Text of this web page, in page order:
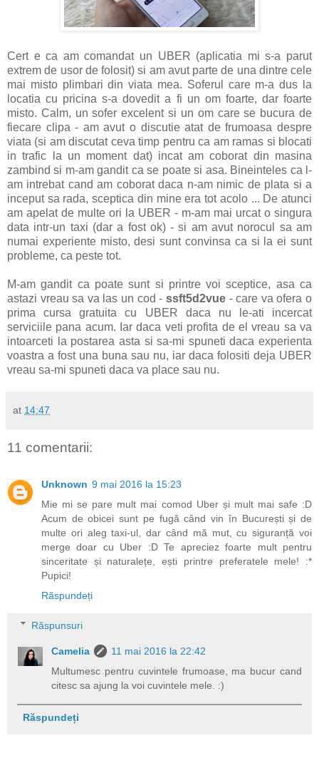
Cert e ca am comandat un UBER (aplicatia mi s-a parut
extrem de usor de folosit) si am avut parte de una dintre cele
mai misto plimbari din viata mea. Soferul care m-a dus la
locatia cu pricina s-a dovedit a fi un om foarte, dar foarte
misto. Calm, un sofer excelent si un om care se bucura de
fiecare clipa - am avut o discutie atat de frumoasa despre
viata (si am discutat ceva timp pentru ca am ramas si blocati
in trafic la un moment dat) incat am coborat din masina
zambind si m-am gandit ca se poate si asa. Bineinteles ca l-
am intrebat cand am coborat daca n-am nimic de plata si a
inceput sa rada, sceptica din mine era tot acolo ... De atunci
am apelat de multe ori la UBER - m-am mai urcat o singura
data intr-un taxi (dar a fost ok) - si am avut norocul sa am
numai experiente misto, desi sunt convinsa ca si la ei sunt
probleme, ca peste tot.
M-am gandit ca poate sunt si printre voi sceptice, asa ca
astazi vreau sa va las un cod - ssft5d2vue- care va ofera o
prima cursa gratuita cu UBER daca nu le-ati incercat
serviciile pana acum. Iar daca veti profita de el vreau sa va
intoarceti la postarea asta si sa-mi spuneti daca experienta
voastra a fost una buna sau nu, iar daca folositi deja UBER
vreau sa-mi spuneti daca va place sau nu.
at 14:47
11 comentarii:
Unknown 9 mai 2016 la 15:23
Mie mi se pare mult mai comod Uber și mult mai safe :D
Acum de obicei sunt pe fugă când vin în București și de
multe ori aleg taxi-ul, dar când mă mut, cu siguranță voi
merge doar cu Uber :D Te apreciez foarte mult pentru
sinceritate și naturalețe, ești printre preferatele mele! :*
Pupici!
Răspundeți
Răspunsuri
Camelia
11 mai 2016 la 22:42
Multumesc pentru cuvintele frumoase, ma bucur cand
citesc sa ajung la voi cuvintele mele. :)
Răspundeți